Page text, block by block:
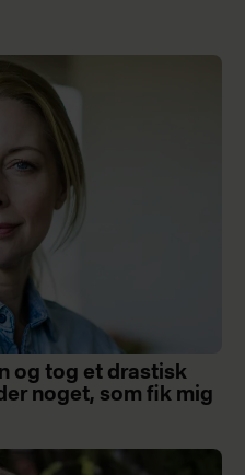
og tog et drastisk
noget, som fik mig